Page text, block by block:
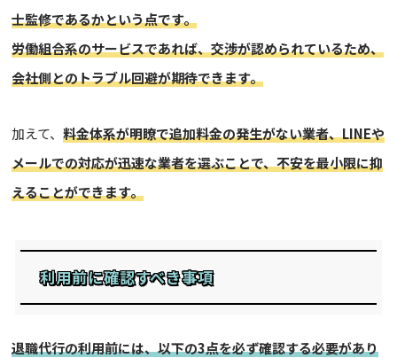
士監修であるかという点です。
労働組合系のサービスであれば、交渉が認められているため、
会社側とのトラブル回避が期待できます。
加えて、料金体系が明瞭で追加料金の発生がない業者、LINEや
メールでの対応が迅速な業者を選ぶことで、不安を最小限に抑
えることができます。
利用前に確認すべき事項
退職代行の利用前には、以下の3点を必ず確認する必要があり